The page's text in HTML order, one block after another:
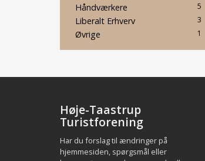
5
Håndværkere
3
Liberalt Erhverv
1
Øvrige
Høje-Taastrup
Turistforening
Har du forslag til ændringer på
hjemmesiden, spørgsmål eller